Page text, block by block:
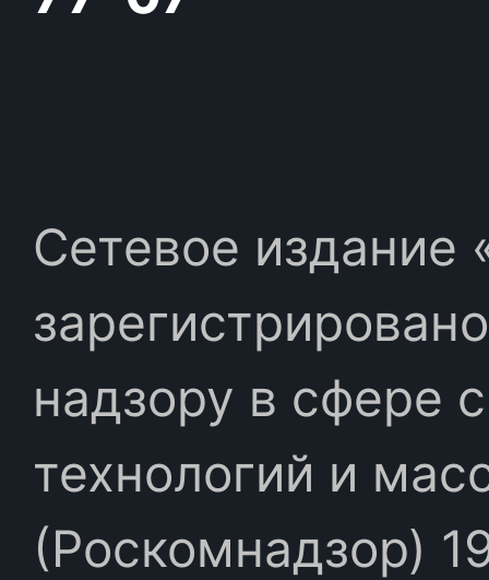
Сетевое издание
надзору в сфере
технологий и
(Роскомнадзор)